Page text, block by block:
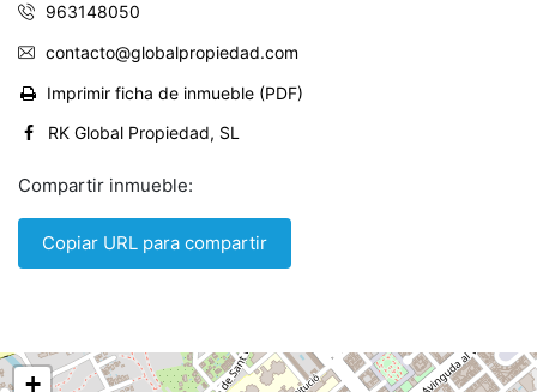
963148050
contacto@globalpropiedad.com
Imprimir ficha de inmueble (PDF)
RK Global Propiedad, SL
Compartir inmueble:
Copiar URL para compartir
+